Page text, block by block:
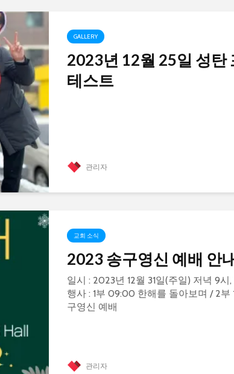
GALLERY
2023년 12월 25일 성탄
테스트
관리자
교회 소식
2023 송구영신 예배 안
일시 : 2023년 12월 31일(주일) 저녁 9시
행사 : 1부 09:00 한해를 돌아보며 / 2부
구영신 예배
관리자